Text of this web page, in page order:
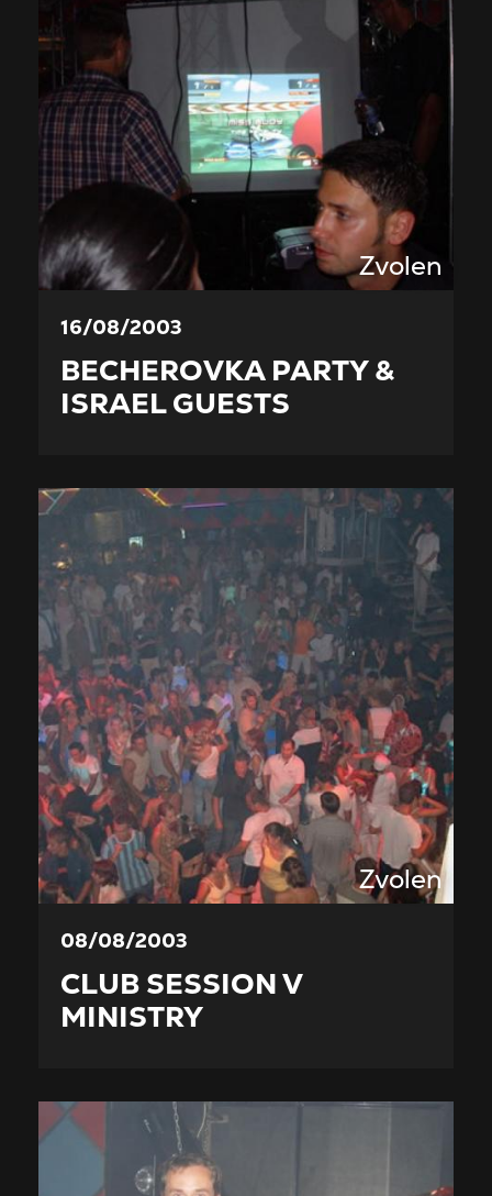
Zvolen
16/08/2003
BECHEROVKA PARTY &
ISRAEL GUESTS
Zvolen
08/08/2003
CLUB SESSION V
MINISTRY